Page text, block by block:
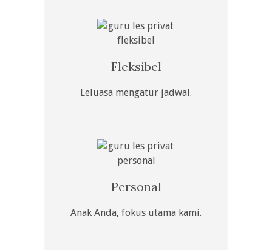
Fleksibel
Leluasa mengatur jadwal.
Personal
Anak Anda, fokus utama kami.